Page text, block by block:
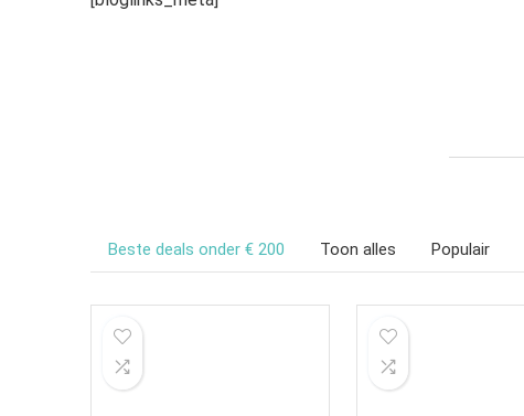
Beste deals onder € 200 Toon alles Populair